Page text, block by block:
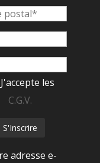
J'accepte les
C.G.V.
adresse e-